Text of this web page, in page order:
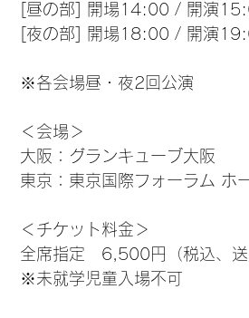
[昼の部] 開場14:00 / 開演
[夜の部] 開場18:00 / 開演
※各会場昼・夜2回公演
＜会場＞
大阪：グランキューブ大阪
東京：東京国際フォーラム ホ
＜チケット料金＞
全席指定　6,500円（税込、送
※未就学児童入場不可